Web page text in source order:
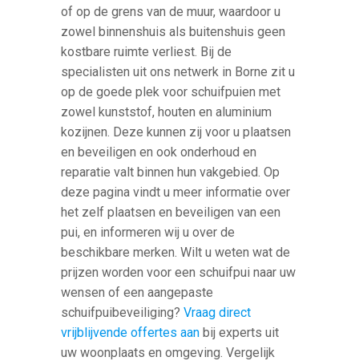
of op de grens van de muur, waardoor u
zowel binnenshuis als buitenshuis geen
kostbare ruimte verliest. Bij de
specialisten uit ons netwerk in Borne zit u
op de goede plek voor schuifpuien met
zowel kunststof, houten en aluminium
kozijnen. Deze kunnen zij voor u plaatsen
en beveiligen en ook onderhoud en
reparatie valt binnen hun vakgebied. Op
deze pagina vindt u meer informatie over
het zelf plaatsen en beveiligen van een
pui, en informeren wij u over de
beschikbare merken. Wilt u weten wat de
prijzen worden voor een schuifpui naar uw
wensen of een aangepaste
schuifpuibeveiliging?Vraag direct
vrijblijvende offertes aan bij experts uit
uw woonplaats en omgeving. Vergelijk